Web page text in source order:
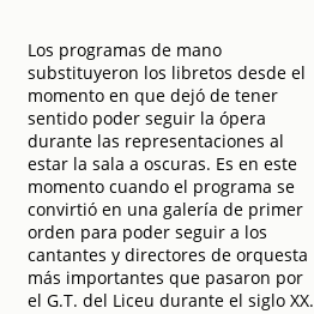
Los programas de mano
substituyeron los libretos desde el
momento en que dejó de tener
sentido poder seguir la ópera
durante las representaciones al
estar la sala a oscuras. Es en este
momento cuando el programa se
convirtió en una galería de primer
orden para poder seguir a los
cantantes y directores de orquesta
más importantes que pasaron por
el G.T. del Liceu durante el siglo XX.